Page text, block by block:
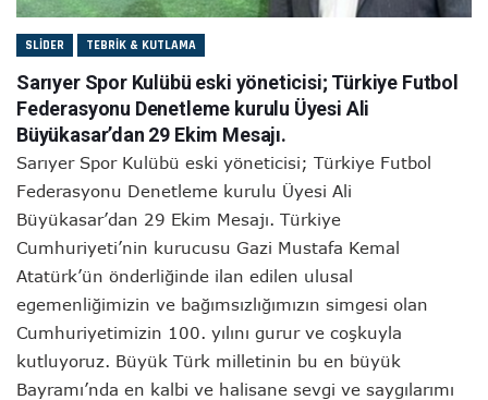
SLIDER TEBRIK & KUTLAMA
Sarıyer Spor Kulübü eski yöneticisi; Türkiye Futbol
Federasyonu Denetleme kurulu Üyesi Ali
Büyükasar’dan 29 Ekim Mesajı.
Sarıyer Spor Kulübü eski yöneticisi; Türkiye Futbol
Federasyonu Denetleme kurulu Üyesi Ali
Büyükasar’dan 29 Ekim Mesajı. Türkiye
Cumhuriyeti’nin kurucusu Gazi Mustafa Kemal
Atatürk’ün önderliğinde ilan edilen ulusal
egemenliğimizin ve bağımsızlığımızın simgesi olan
Cumhuriyetimizin 100. yılını gurur ve coşkuyla
kutluyoruz. Büyük Türk milletinin bu en büyük
Bayramı’nda en kalbi ve halisane sevgi ve saygılarımı